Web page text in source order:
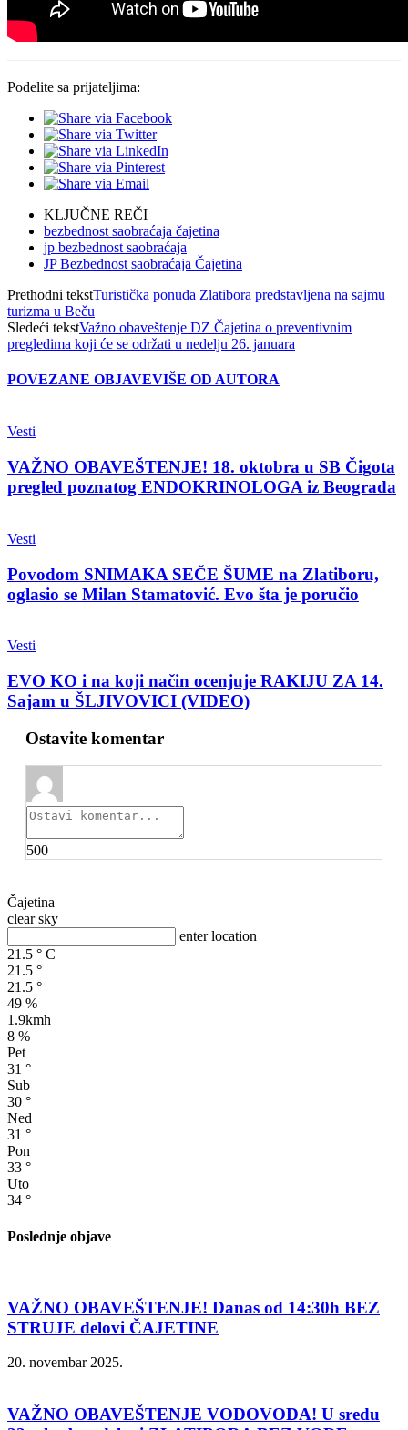
Podelite sa prijateljima:
KLJUČNE REČI
bezbednost saobraćaja čajetina
jp bezbednost saobraćaja
JP Bezbednost saobraćaja Čajetina
Prethodni tekstTuristička ponuda Zlatibora predstavljena na sajmu
turizma u Beču
Sledeći tekstVažno obaveštenje DZ Čajetina o preventivnim
pregledima koji će se održati u nedelju 26. januara
POVEZANE OBJAVEVIŠE OD AUTORA
Vesti
VAŽNO OBAVEŠTENJE! 18. oktobra u SB Čigota
pregled poznatog ENDOKRINOLOGA iz Beograda
Vesti
Povodom SNIMAKA SEČE ŠUME na Zlatiboru,
oglasio se Milan Stamatović. Evo šta je poručio
Vesti
EVO KO i na koji način ocenjuje RAKIJU ZA 14.
Sajam u ŠLJIVOVICI (VIDEO)
Ostavite komentar
500
Čajetina
clear sky
enter location
21.5 ° C
21.5 °
21.5 °
49 %
1.9kmh
8 %
Pet
31 °
Sub
30 °
Ned
31 °
Pon
33 °
Uto
34 °
Poslednje objave
VAŽNO OBAVEŠTENJE! Danas od 14:30h BEZ
STRUJE delovi ČAJETINE
20. novembar 2025.
VAŽNO OBAVEŠTENJE VODOVODA! U sredu